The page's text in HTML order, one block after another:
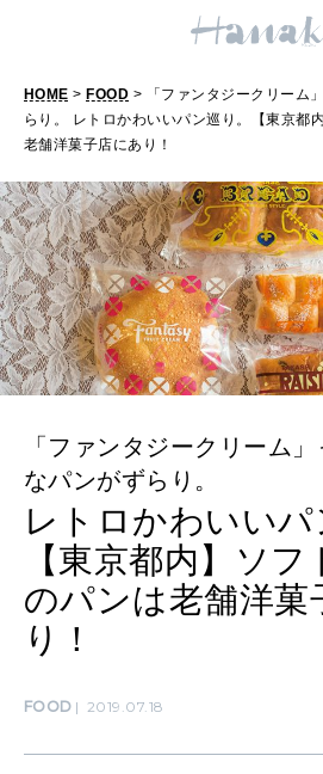
FORTUNE
明日のわたし
[12星座別] Monthly Love
女神まり愛のタロット
算命学がわかる今月
HEALTH
自分にやさしく
LEARN
知る、考える
MAMA
わたしができるこ
HOME > FOOD > 「ファンタジークリーム
らり。 レトロかわいいパン巡り。【東京都
老舗洋菓子店にあり！
「ファンタジークリーム
なパンがずらり。
レトロかわいいパ
【東京都内】ソ
のパンは老舗洋菓
り！
FOOD 2019.07.18